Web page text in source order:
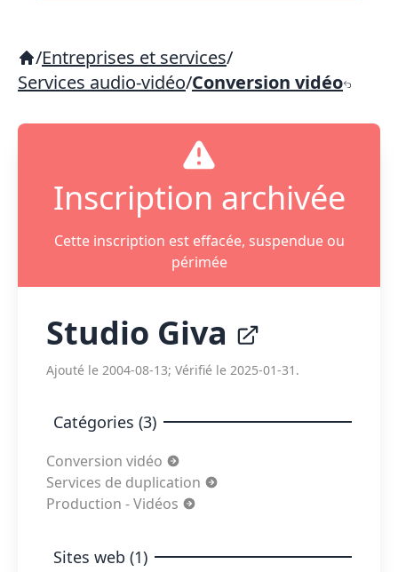
/Entreprises et services/
Services audio-vidéo/Conversion vidéo
Inscription archivée
Cette inscription est effacée, suspendue ou
périmée
Studio Giva
Ajouté le 2004-08-13; Vérifié le 2025-01-31.
Catégories (3)
Conversion vidéo
Services de duplication
Production - Vidéos
Sites web (1)